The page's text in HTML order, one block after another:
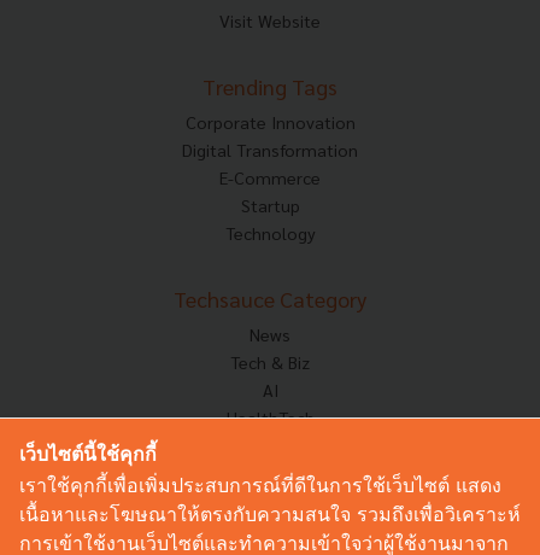
Visit Website
Trending Tags
Corporate Innovation
Digital Transformation
E-Commerce
Startup
Technology
Techsauce Category
News
Tech & Biz
AI
HealthTech
Corp Innov
Saucy Thoughts
Based On
เว็บไซต์นี้ใช้คุกกี้
เราใช้คุกกี้เพื่อเพิ่มประสบการณ์ที่ดีในการใช้เว็บไซต์ แสดง
เนื้อหาและโฆษณาให้ตรงกับความสนใจ รวมถึงเพื่อวิเคราะห์
การเข้าใช้งานเว็บไซต์และทำความเข้าใจว่าผู้ใช้งานมาจาก